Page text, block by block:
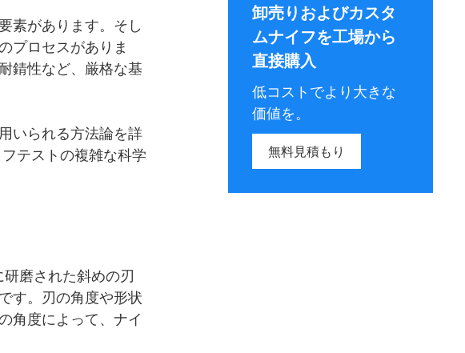
素があります。そし
プロセスがありま
錆性など、厳格な基
いられる方法論を詳
テストの複雑な科学
磨された斜めの刃
す。刃の角度や形状
角度によって、ナイ
卸売りおよびカスタ
ムナイフを工場から
直接購入
低コストでより大きな
価値を。
無料見積もり